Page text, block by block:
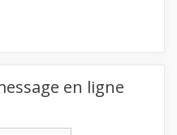
en ligne